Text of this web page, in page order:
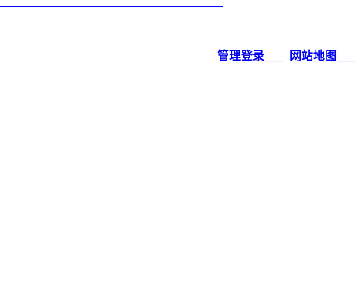
管理登录___ 网站地图___